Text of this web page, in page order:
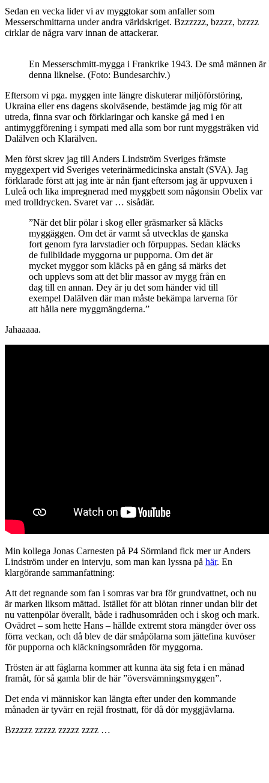
Sedan en vecka lider vi av myggtokar som anfaller som
Messerschmittarna under andra världskriget. Bzzzzzz, bzzzz, bzzzz
cirklar de några varv innan de attackerar.
En Messerschmitt-mygga i Frankrike 1943. De små männen
denna liknelse. (Foto: Bundesarchiv.)
Eftersom vi pga. myggen inte längre diskuterar miljöförstöring,
Ukraina eller ens dagens skolväsende, bestämde jag mig för att
utreda, finna svar och förklaringar och kanske gå med i en
antimyggförening i sympati med alla som bor runt myggstråken vid
Dalälven och Klarälven.
Men först skrev jag till Anders Lindström Sveriges främste
myggexpert vid Sveriges veterinärmedicinska anstalt (SVA). Jag
förklarade först att jag inte är nån fjant eftersom jag är uppvuxen i
Luleå och lika impregnerad med myggbett som någonsin Obelix var
med trolldrycken. Svaret var … sisådär.
”När det blir pölar i skog eller gräsmarker så kläcks
myggäggen. Om det är varmt så utvecklas de ganska
fort genom fyra larvstadier och förpuppas. Sedan kläcks
de fullbildade myggorna ur pupporna. Om det är
mycket myggor som kläcks på en gång så märks det
och upplevs som att det blir massor av mygg från en
dag till en annan. Dey är ju det som händer vid till
exempel Dalälven där man måste bekämpa larverna för
att hålla nere myggmängderna.”
Jahaaaaa.
Min kollega Jonas Carnesten på P4 Sörmland fick mer ur Anders
Lindström under en intervju, som man kan lyssna på här. En
klargörande sammanfattning:
Att det regnande som fan i somras var bra för grundvattnet, och nu
är marken liksom mättad. Istället för att blötan rinner undan blir det
nu vattenpölar överallt, både i radhusområden och i skog och mark.
Ovädret – som hette Hans – hällde extremt stora mängder över oss
förra veckan, och då blev de där småpölarna som jättefina kuvöser
för pupporna och kläckningsområden för myggorna.
Trösten är att fåglarna kommer att kunna äta sig feta i en månad
framåt, för så gamla blir de här ”översvämningsmyggen”.
Det enda vi människor kan längta efter under den kommande
månaden är tyvärr en rejäl frostnatt, för då dör myggjävlarna.
Bzzzzz zzzzz zzzzz zzzz …